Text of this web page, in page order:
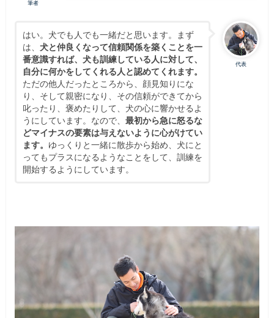
筆者
代表
はい。犬でも人でも一緒だと思います。まず
は、 犬と仲良くなって信頼関係を築くことを一
番意識すれば、犬も訓練している人に対して、
自分に何かをしてくれる人と認めてくれます。
ただの他人だったところから、顔見知りにな
り、そして親密になり、その信頼ができてから
叱ったり、褒めたりして、犬の心に響かせるよ
うにしています。なので、 最初から急に怒るな
どマイナスの要素は与えないように心がけてい
ます。 ゆっくりと一緒に散歩から始め、犬にと
ってもプラスになるようなことをして、訓練を
開始するようにしています。